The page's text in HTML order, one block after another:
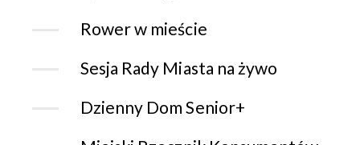
Rower w mieście
Sesja Rady Miasta na żywo
Dzienny Dom Senior+